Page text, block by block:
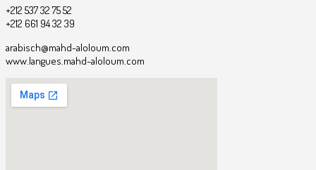
+212 537 32 75 52
+212 661 94 32 39
arabisch@mahd-aloloum.com
www.langues.mahd-aloloum.com